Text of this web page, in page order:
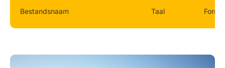
Bestandsnaam Taal